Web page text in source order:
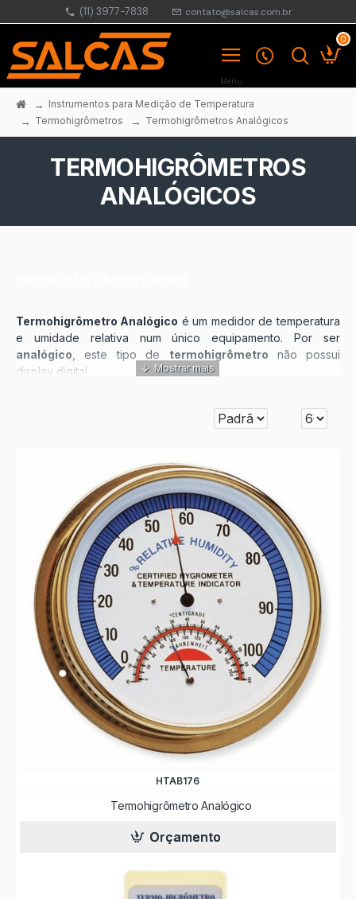
(11) 3977-7838 contato@salcas.com.br
0
Instrumentos para Medição de Temperatura
Termohigrômetros
Termohigrômetros Analógicos
TERMOHIGRÔMETROS
ANALÓGICOS
Termohigrômetro Analógico é um medidor de temperatura
e umidade relativa num único equipamento. Por ser
analógico , este tipo de termohigrômetro não possui
display digital.
HTAB176
Termohigrômetro Analógico
Orçamento